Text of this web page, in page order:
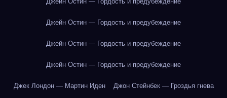
Джейн Остин — Гордость и предубеждение
Джейн Остин — Гордость и предубеждение
Джейн Остин — Гордость и предубеждение
Джек Лондон — Мартин Иден Джон Стейнбек — Гроздья гнева